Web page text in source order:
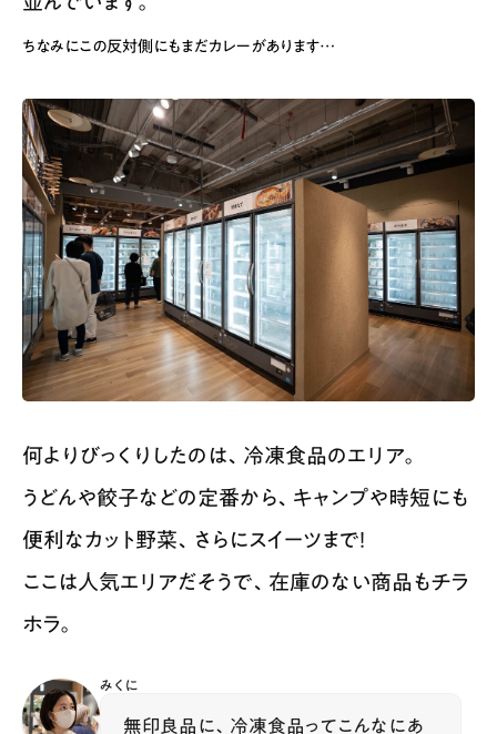
ちなみにこの反対側にもまだカレーがあります…
何よりびっくりしたのは、冷凍食品のエリア。
うどんや餃子などの定番から、キャンプや時短にも
便利なカット野菜、さらにスイーツまで！
ここは人気エリアだそうで、在庫のない商品もチラ
ホラ。
みくに
無印良品に、冷凍食品ってこんなにあ